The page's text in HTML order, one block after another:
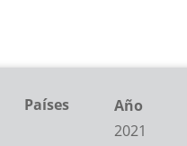
Países
Año
2021